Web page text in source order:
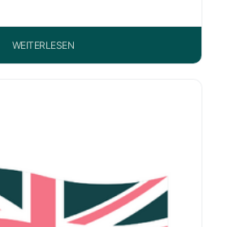
WEITERLESEN